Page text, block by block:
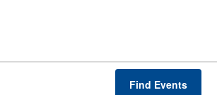
Find Events